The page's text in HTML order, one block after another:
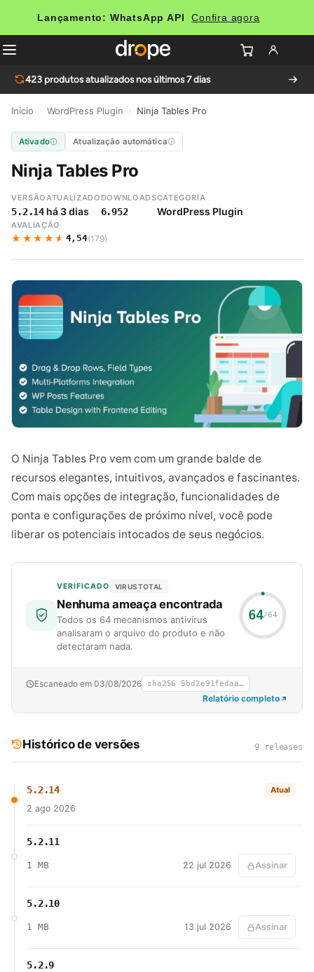
Lançamento: WhatsApp API Confira agora
423 produtos atualizados nos últimos 7 dias
Início WordPress Plugin Ninja Tables Pro
Ativado Atualização automática
Ninja Tables Pro
VERSÃO
5.2.14
ATUALIZADO
há 3 dias
DOWNLOADS
6.952
CATEGORIA
WordPress Plugin
AVALIAÇÃO
★★★★★
★★★★★ 4,54(179)
O Ninja Tables Pro vem com um grande balde de
recursos elegantes, intuitivos, avançados e fascinantes.
Com mais opções de integração, funcionalidades de
ponta e configurações de próximo nível, você pode
liberar os potenciais intocados de seus negócios.
VERIFICADO VIRUSTOTAL
Nenhuma ameaça encontrada
Todos os 64 mecanismos antivírus
analisaram o arquivo do produto e não
detectaram nada.
64/64
Escaneado em 03/08/2026 sha256 5bd2e91fedaa…
Relatório completo
Histórico de versões 9 releases
5.2.14 Atual
2 ago 2026
5.2.11
1 MB 22 jul 2026 Assinar
5.2.10
1 MB 13 jul 2026 Assinar
5.2.9